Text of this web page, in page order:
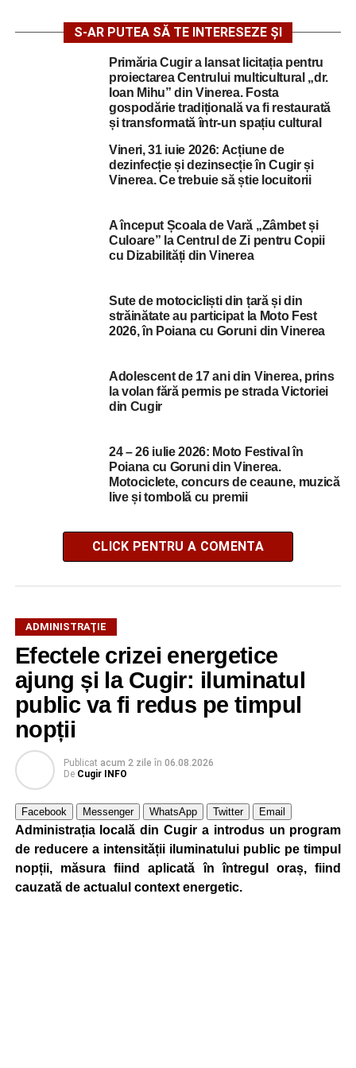
S-AR PUTEA SĂ TE INTERESEZE ȘI
Primăria Cugir a lansat licitația pentru
proiectarea Centrului multicultural „dr.
Ioan Mihu” din Vinerea. Fosta
gospodărie tradițională va fi restaurată
și transformată într-un spațiu cultural
Vineri, 31 iuie 2026: Acțiune de
dezinfecție și dezinsecție în Cugir și
Vinerea. Ce trebuie să știe locuitorii
A început Școala de Vară „Zâmbet și
Culoare” la Centrul de Zi pentru Copii
cu Dizabilități din Vinerea
Sute de motocicliști din țară și din
străinătate au participat la Moto Fest
2026, în Poiana cu Goruni din Vinerea
Adolescent de 17 ani din Vinerea, prins
la volan fără permis pe strada Victoriei
din Cugir
24 – 26 iulie 2026: Moto Festival în
Poiana cu Goruni din Vinerea.
Motociclete, concurs de ceaune, muzică
live și tombolă cu premii
CLICK PENTRU A COMENTA
ADMINISTRAŢIE
Efectele crizei energetice
ajung și la Cugir: iluminatul
public va fi redus pe timpul
nopții
Publicat acum 2 zile în 06.08.2026
De Cugir INFO
Facebook Messenger WhatsApp Twitter Email
Administrația locală din Cugir a introdus un program
de reducere a intensității iluminatului public pe timpul
nopții, măsura fiind aplicată în întregul oraș, fiind
cauzată de actualul context energetic.